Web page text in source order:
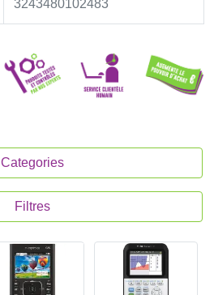
3243480102483
Categories
Filtres